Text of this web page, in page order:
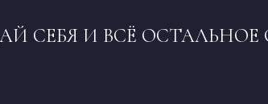
СЕБЯ И ВСЁ